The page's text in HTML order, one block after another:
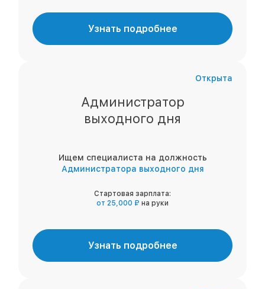
Узнать подробнее
Открыта
Администратор
выходного дня
Ищем специалиста на должность
Администратора выходного дня
Стартовая зарплата:
от 25,000 ₽ на руки
Узнать подробнее